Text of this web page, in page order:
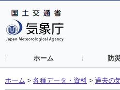
ホーム 防
ホーム > 各種データ・資料 > 過去の